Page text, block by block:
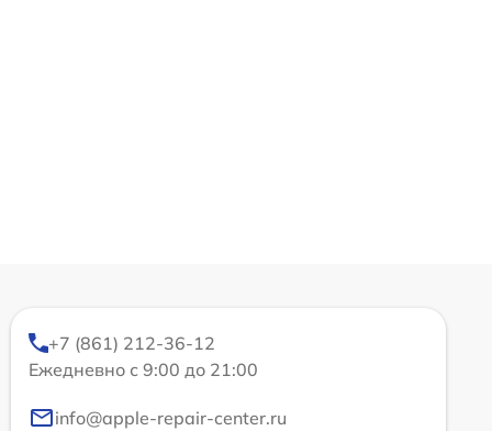
+7 (861) 212-36-12
Ежедневно с 9:00 до 21:00
info@apple-repair-center.ru